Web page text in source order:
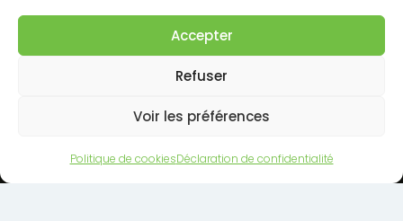
Accepter
Refuser
Voir les préférences
Politique de cookiesDéclaration de confidentialité
EXPOSITIONS